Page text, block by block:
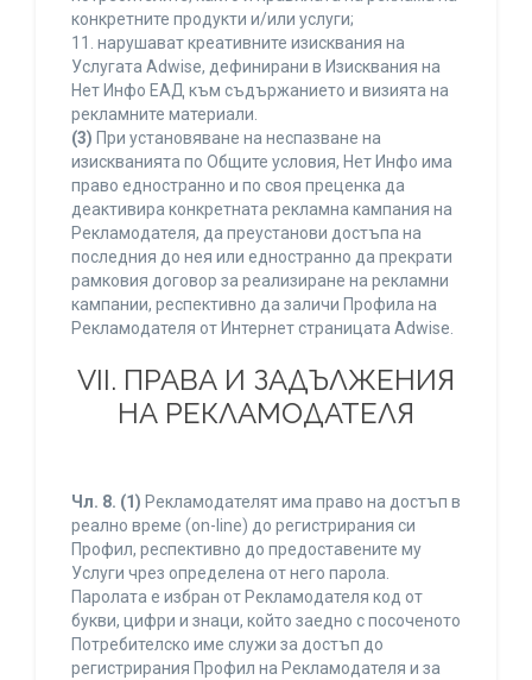
конкретните продукти и/или услуги;
11. нарушават креативните изисквания на
Услугата Adwise, дефинирани в Изисквания на
Нет Инфо ЕАД към съдържанието и визията на
рекламните материали.
(3) При установяване на неспазване на
изискванията по Общите условия, Нет Инфо има
право едностранно и по своя преценка да
деактивира конкретната рекламна кампания на
Рекламодателя, да преустанови достъпа на
последния до нея или едностранно да прекрати
рамковия договор за реализиране на рекламни
кампании, респективно да заличи Профила на
Рекламодателя от Интернет страницата Adwise.
VII. ПРАВА И ЗАДЪЛЖЕНИЯ
НА РЕКЛАМОДАТЕЛЯ
Чл. 8. (1) Рекламодателят има право на достъп в
реално време (on-line) до регистрирания си
Профил, респективно до предоставените му
Услуги чрез определена от него парола.
Паролата е избран от Рекламодателя код от
букви, цифри и знаци, който заедно с посоченото
Потребителско име служи за достъп до
регистрирания Профил на Рекламодателя и за